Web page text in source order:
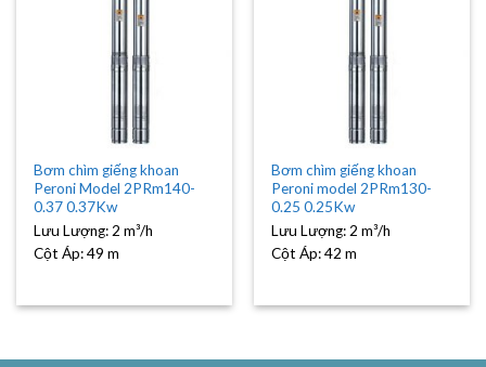
Bơm chìm giếng khoan
Peroni Model 2PRm140-
0.37 0.37Kw
Lưu Lượng:2 m³/h
Cột Áp:49 m
Bơm chìm giếng khoan
Peroni model 2PRm130-
0.25 0.25Kw
Lưu Lượng:2 m³/h
Cột Áp:42 m